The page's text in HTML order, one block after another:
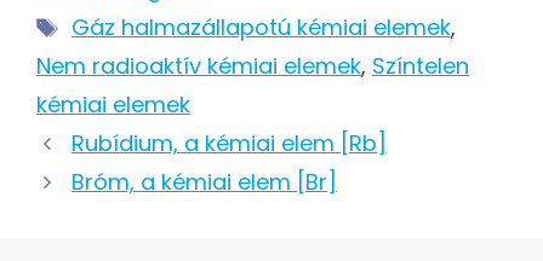
Címkék
Gáz halmazállapotú kémiai elemek,
Nem radioaktív kémiai elemek, Színtelen
kémiai elemek
Post
navigation
Rubídium, a kémiai elem [Rb]
Bróm, a kémiai elem [Br]